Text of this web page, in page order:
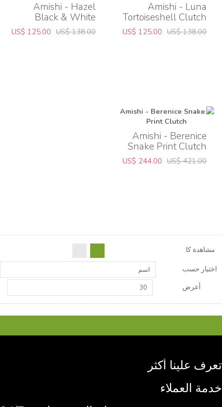
Amishi - Luna
Tortoiseshell Clutch
US$ 138.00
US$ 125.00
Amishi - Hazel
Black & White
Clutch
US$ 138.00
US$ 125.00
Amishi - Berenice
Snake Print Clutch
US$ 421.00
US$ 244.00
مشاهدة كا:
اختيار حسب اسم
أعرض 30
تعرف علينا أكثر
خدمة العملاء